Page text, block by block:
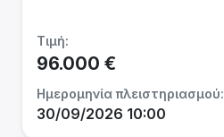
Τιμή:
96.000 €
Ημερομηνία πλειστηριασμού:
30/09/2026 10:00